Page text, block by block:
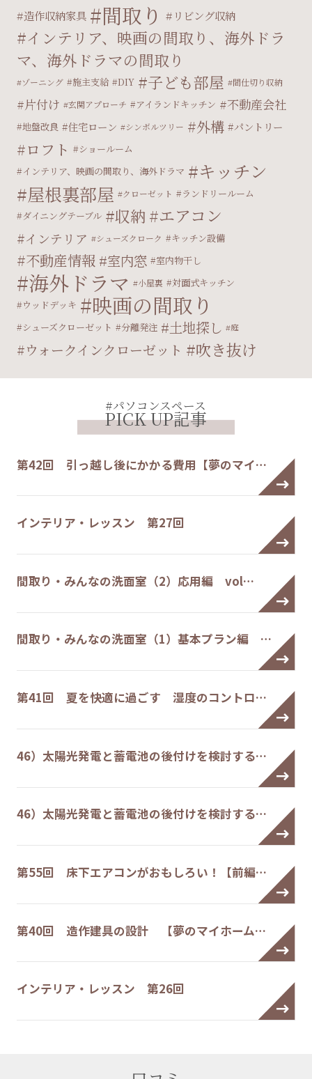
造作収納家具 間取り リビング収納
インテリア、映画の間取り、海外ドラ
マ、海外ドラマの間取り
ゾーニング 施主支給 DIY 子ども部屋 間仕切り収納
片付け 玄関アプローチ アイランドキッチン 不動産会社
地盤改良 住宅ローン シンボルツリー 外構 パントリー
ロフト
ショールーム
インテリア、映画の間取り、海外ドラマ
キッチン
屋根裏部屋 クローゼット
ランドリールーム
ダイニングテーブル
収納 エアコン
インテリア シューズクローク キッチン設備
不動産情報 室内窓 室内物干し
海外ドラマ 小屋裏
対面式キッチン
ウッドデッキ
映画の間取り
シューズクローゼット 分離発注 土地探し 庭
ウォークインクローゼット 吹き抜け
#パソコンスペース
PICK UP記事
第42回 引っ越し後にかかる費用【夢のマイ…
インテリア・レッスン 第27回
間取り・みんなの洗面室（2）応用編 vol…
間取り・みんなの洗面室（1）基本プラン編 …
第41回 夏を快適に過ごす 湿度のコントロ…
46）太陽光発電と蓄電池の後付けを検討する…
46）太陽光発電と蓄電池の後付けを検討する…
第55回 床下エアコンがおもしろい！【前編…
第40回 造作建具の設計 【夢のマイホーム…
インテリア・レッスン 第26回